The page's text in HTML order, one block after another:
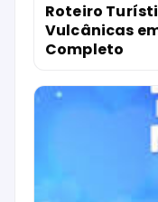
Roteiro
Vulcânicas
Completo